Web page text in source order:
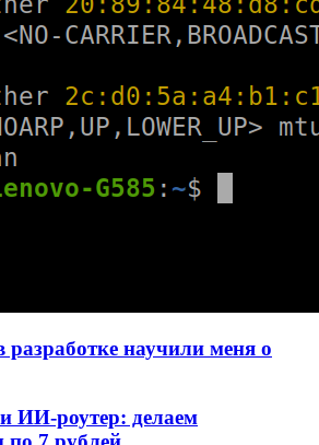
разработке научили меня о
ИИ-роутер: делаем